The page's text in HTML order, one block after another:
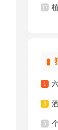
17
1
300
3
告十
5